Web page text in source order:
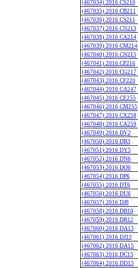
(467034) 2016 CS210
(467035) 2016 CB211
(467036) 2016 CS211
(467037) 2016 CN213
(467038) 2016 CA214
(467039) 2016 CM214
(467040) 2016 CN215
(467041) 2016 CP216
(467042) 2016 CG217
(467043) 2016 CF220
(467044) 2016 CA247
(467045) 2016 CE255
(467046) 2016 CM255
(467047) 2016 CX258
(467048) 2016 CA259
(467049) 2016 DV2
(467050) 2016 DR3
(467051) 2016 DY5
(467052) 2016 DN6
(467053) 2016 DO6
(467054) 2016 DP6
(467055) 2016 DT6
(467056) 2016 DU6
(467057) 2016 DJ8
(467058) 2016 DB10
(467059) 2016 DR12
(467060) 2016 DA13
(467061) 2016 DJ13
(467062) 2016 DA15
(467063) 2016 DC15
(467064) 2016 DD15